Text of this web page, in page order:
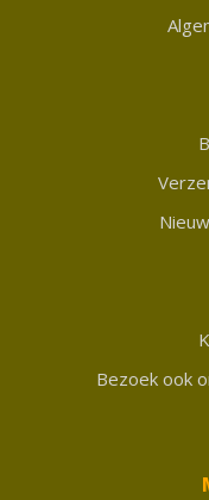
Bezoek ook